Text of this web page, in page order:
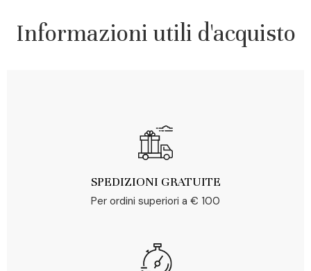
Informazioni utili d'acquisto
SPEDIZIONI GRATUITE
Per ordini superiori a € 100